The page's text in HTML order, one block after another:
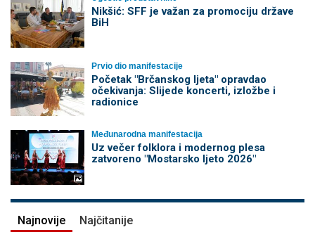
Nikšić: SFF je važan za promociju države
BiH
Prvio dio manifestacije
Početak "Brčanskog ljeta" opravdao
očekivanja: Slijede koncerti, izložbe i
radionice
Međunarodna manifestacija
Uz večer folklora i modernog plesa
zatvoreno "Mostarsko ljeto 2026"
Najnovije Najčitanije